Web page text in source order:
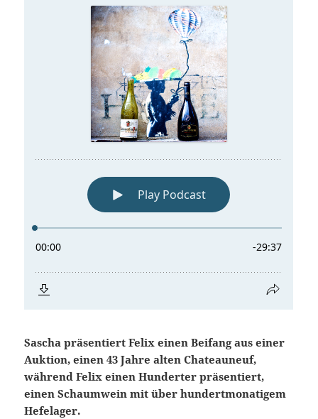
Sascha präsentiert Felix einen Beifang aus einer
Auktion, einen 43 Jahre alten Chateauneuf,
während Felix einen Hunderter präsentiert,
einen Schaumwein mit über hundertmonatigem
Hefelager.